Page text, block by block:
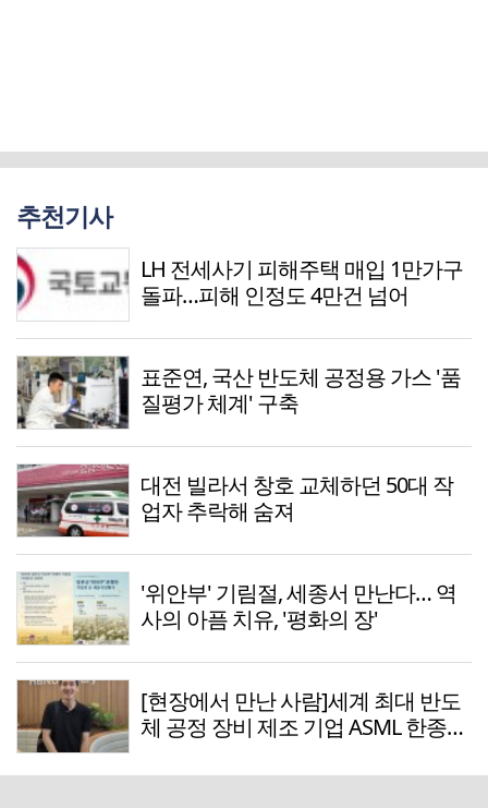
추천기사
LH 전세사기 피해주택 매입 1만가구
돌파…피해 인정도 4만건 넘어
표준연, 국산 반도체 공정용 가스 '품
질평가 체계' 구축
대전 빌라서 창호 교체하던 50대 작
업자 추락해 숨져
'위안부' 기림절, 세종서 만난다… 역
사의 아픔 치유, '평화의 장'
[현장에서 만난 사람]세계 최대 반도
체 공정 장비 제조 기업 ASML 한종호